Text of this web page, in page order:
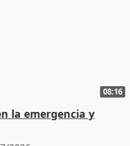
08:16
la emergencia y